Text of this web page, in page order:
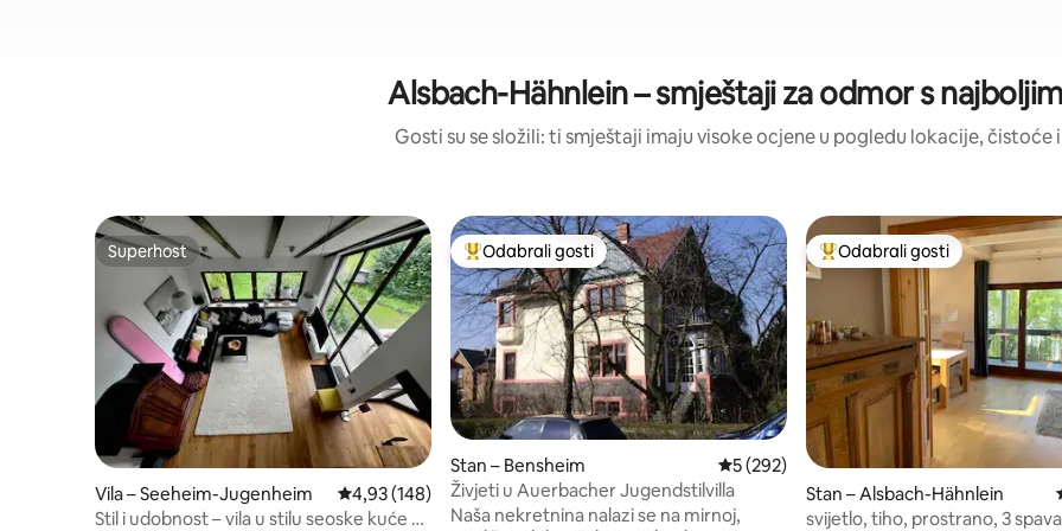
Alsbach-Hähnlein – smještaji za odmor s
Gosti su se složili: ti smještaji imaju visoke ocjene u pogledu lokacije, čistoće
Superhost
Superhost
Vila – Seeheim-Jugenheim Prosječna ocjena: 4,93/5, recenzija: 148
4,93 (148)
Stil i udobnost – vila u stilu seoske kuće na
Među najviše rangiranima s oznakom „Odabrali gosti”
Odabrali gosti
Stan – Bensheim Prosječna ocjena: 5/5, recenzija: 292
5 (292)
Živjeti u Auerbacher Jugendstilvilla
Naša nekretnina nalazi se na mirnoj,
Među najviše rangiranima s
Odabrali gosti
Stan – Alsbach-Hähnlein
svijetlo, tiho, prostrano, 3